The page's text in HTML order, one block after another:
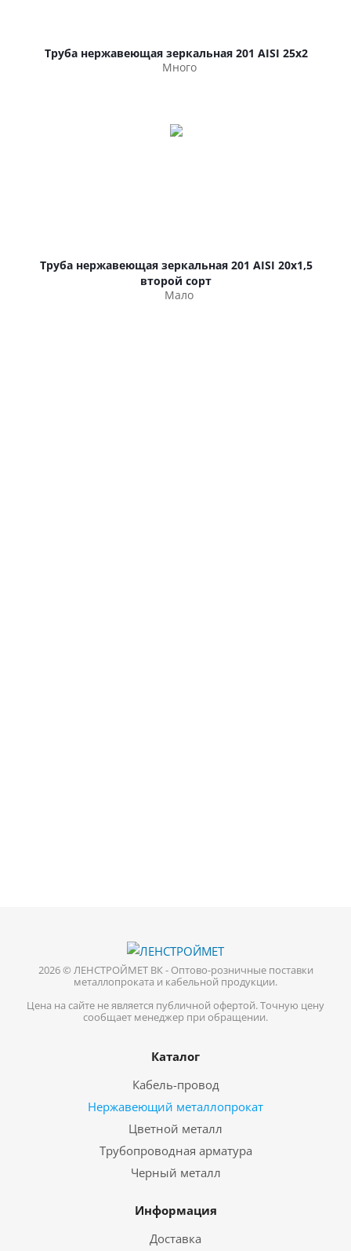
Труба нержавеющая зеркальная 201 AISI 25х2
Много
Труба нержавеющая зеркальная 201 AISI 20х1,5
второй сорт
Мало
2026 © ЛЕНСТРОЙМЕТ ВК - Оптово-розничные поставки
металлопроката и кабельной продукции.
Цена на сайте не является публичной офертой. Точную цену
сообщает менеджер при обращении.
Каталог
Кабель-провод
Нержавеющий металлопрокат
Цветной металл
Трубопроводная арматура
Черный металл
Информация
Доставка